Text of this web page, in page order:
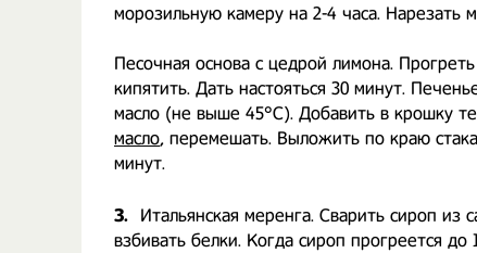
морозильную камеру на 2-4 часа. Нарезать
Песочная основа с цедрой лимона.
кипятить. Дать настояться 30 минут.
масло (не выше 45°С). Добавить в крошку
масло, перемешать. Выложить по краю
минут.
3.
Итальянская меренга. Сварить сироп из
взбивать белки. Когда сироп прогреется до